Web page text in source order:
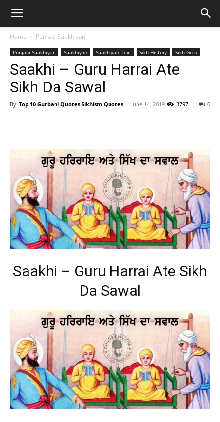
Home Punjabi Saakhiyan
Punjabi Saakhiyan Saakhiyan Saakhiyan Text Sikh History Sikh Guru
Saakhi – Guru Harrai Ate
Sikh Da Sawal
By Top 10 Gurbani Quotes Sikhism Quotes - June 14, 2019 0
3797
Saakhi – Guru Harrai Ate Sikh
Da Sawal